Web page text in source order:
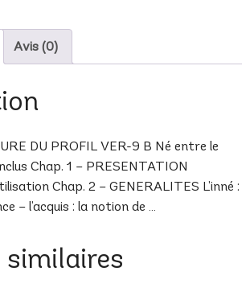
Avis (0)
DU PROFIL VER-9 B Né entre le
Chap. 1 – PRESENTATION
Chap. 2 – GENERALITES L’inné :
– l’acquis : la notion de …
similaires